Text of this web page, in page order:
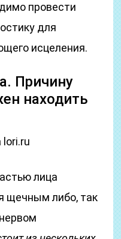
провести
для
исцеления.
Причину
находить
лица
щечным либо, так